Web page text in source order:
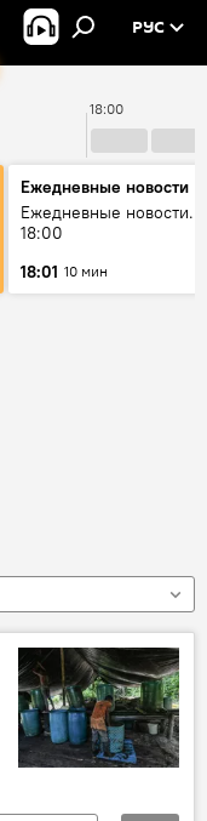
РУС
18:00
Ежедневные новости
Ежедневные новости.
18:00
18:01 10 мин